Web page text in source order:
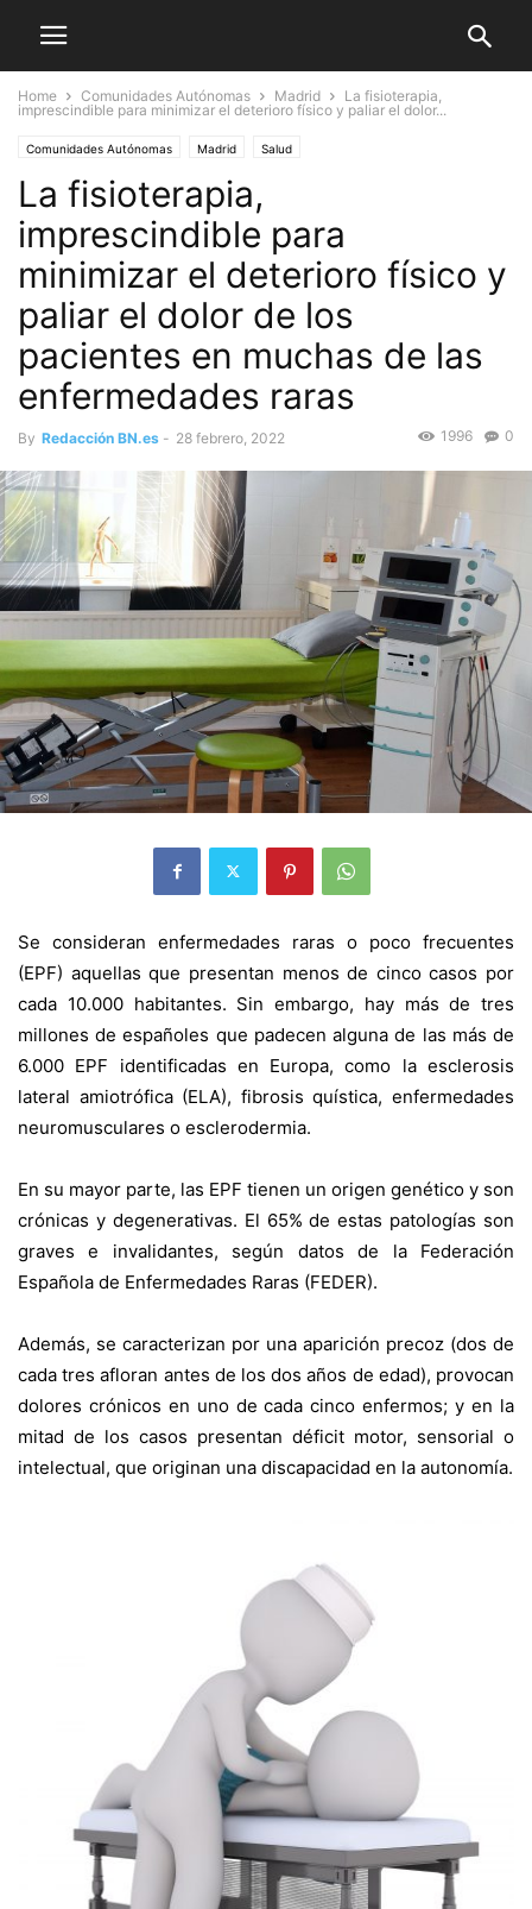
Home Comunidades Autónomas Madrid
La fisioterapia,
imprescindible para minimizar el deterioro físico y paliar el dolor...
Comunidades Autónomas Madrid Salud
La fisioterapia,
imprescindible para
minimizar el deterioro físico y
paliar el dolor de los
pacientes en muchas de las
enfermedades raras
By Redacción BN.es - 28 febrero, 2022 0
1996
Se consideran enfermedades raras o poco frecuentes
(EPF) aquellas que presentan menos de cinco casos por
cada 10.000 habitantes. Sin embargo, hay más de tres
millones de españoles que padecen alguna de las más de
6.000 EPF identificadas en Europa, como la esclerosis
lateral amiotrófica (ELA), fibrosis quística, enfermedades
neuromusculares o esclerodermia.
En su mayor parte, las EPF tienen un origen genético y son
crónicas y degenerativas. El 65% de estas patologías son
graves e invalidantes, según datos de la Federación
Española de Enfermedades Raras (FEDER).
Además, se caracterizan por una aparición precoz (dos de
cada tres afloran antes de los dos años de edad), provocan
dolores crónicos en uno de cada cinco enfermos; y en la
mitad de los casos presentan déficit motor, sensorial o
intelectual, que originan una discapacidad en la autonomía.